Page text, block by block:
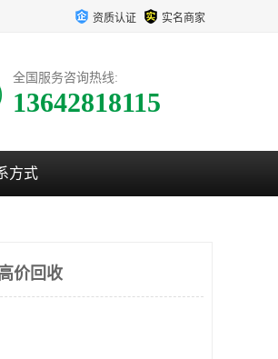
资质认证 实名商家
全国服务咨询热线:
13642818115
方式
价回收